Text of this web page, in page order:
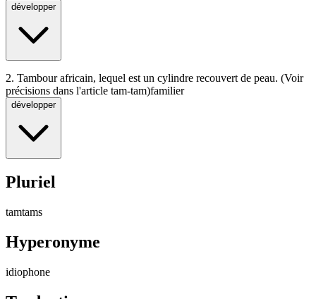
développer
2. Tambour africain, lequel est un cylindre recouvert de peau. (Voir
précisions dans l'article tam-tam)familier
développer
Pluriel
tamtams
Hyperonyme
idiophone